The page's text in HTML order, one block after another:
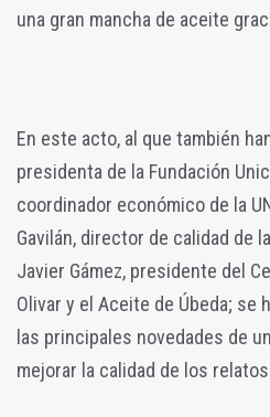
una gran mancha de aceite
En este acto, al que también
presidenta de la Fundación
coordinador económico de la
Gavilán, director de calidad de
Javier Gámez, presidente del
Olivar y el Aceite de Úbeda; se
las principales novedades de
mejorar la calidad de los